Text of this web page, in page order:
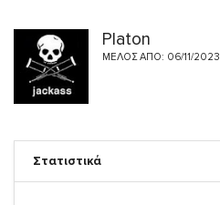
Platon
ΜΈΛΟΣ ΑΠΌ: 06/11/2023
Στατιστικά